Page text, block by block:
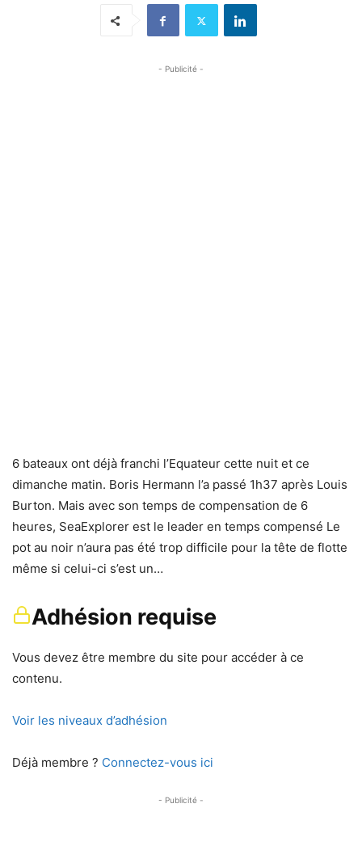
- Publicité -
6 bateaux ont déjà franchi l’Equateur cette nuit et ce
dimanche matin. Boris Hermann l’a passé 1h37 après Louis
Burton. Mais avec son temps de compensation de 6
heures, SeaExplorer est le leader en temps compensé Le
pot au noir n’aura pas été trop difficile pour la tête de flotte
même si celui-ci s’est un…
Adhésion requise
Vous devez être membre du site pour accéder à ce
contenu.
Voir les niveaux d’adhésion
Déjà membre ? Connectez-vous ici
- Publicité -